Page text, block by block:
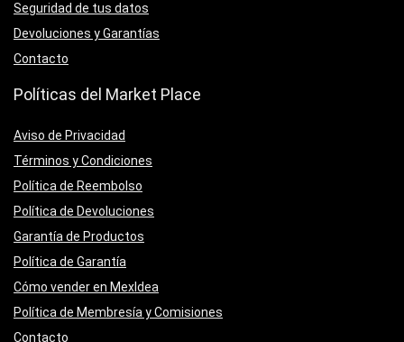
Seguridad de tus datos
Devoluciones y Garantías
Contacto
Políticas del Market Place
Aviso de Privacidad
Términos y Condiciones
Política de Reembolso
Política de Devoluciones
Garantía de Productos
Política de Garantía
Cómo vender en MexIdea
Política de Membresía y Comisiones
Contacto